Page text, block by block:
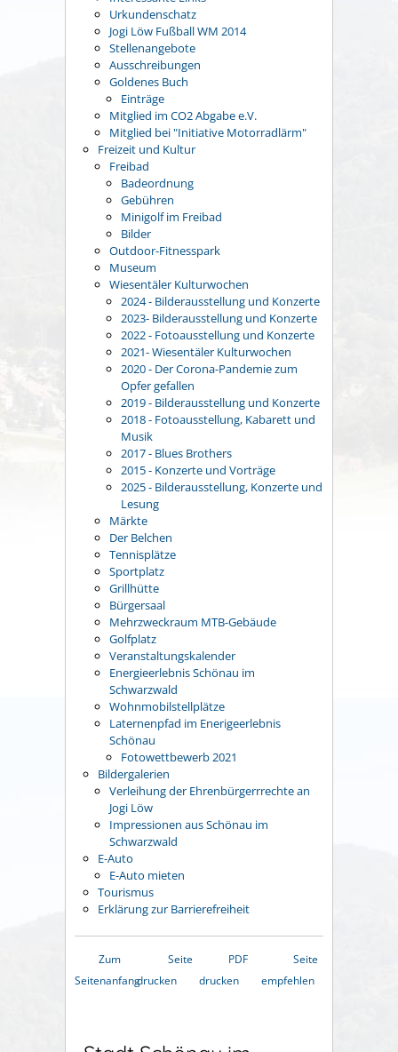
Urkundenschatz
Jogi Löw Fußball WM 2014
Stellenangebote
Ausschreibungen
Goldenes Buch
Einträge
Mitglied im CO2 Abgabe e.V.
Mitglied bei "Initiative Motorradlärm"
Freizeit und Kultur
Freibad
Badeordnung
Gebühren
Minigolf im Freibad
Bilder
Outdoor-Fitnesspark
Museum
Wiesentäler Kulturwochen
2024 - Bilderausstellung und Konzerte
2023- Bilderausstellung und Konzerte
2022 - Fotoausstellung und Konzerte
2021- Wiesentäler Kulturwochen
2020 - Der Corona-Pandemie zum
Opfer gefallen
2019 - Bilderausstellung und Konzerte
2018 - Fotoausstellung, Kabarett und
Musik
2017 - Blues Brothers
2015 - Konzerte und Vorträge
2025 - Bilderausstellung, Konzerte und
Lesung
Märkte
Der Belchen
Tennisplätze
Sportplatz
Grillhütte
Bürgersaal
Mehrzweckraum MTB-Gebäude
Golfplatz
Veranstaltungskalender
Energieerlebnis Schönau im
Schwarzwald
Wohnmobilstellplätze
Laternenpfad im Enerigeerlebnis
Schönau
Fotowettbewerb 2021
Bildergalerien
Verleihung der Ehrenbürgerrrechte an
Jogi Löw
Impressionen aus Schönau im
Schwarzwald
E-Auto
E-Auto mieten
Tourismus
Erklärung zur Barrierefreiheit
Zum
Seitenanfang
Seite
drucken
PDF
drucken
Seite
empfehlen